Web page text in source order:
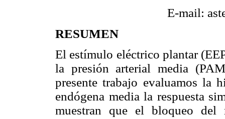
E-mail:
RESUMEN
El estímulo eléctrico plantar
la presión arterial media
presente trabajo evaluamos la
endógena media la respuesta
muestran que el bloqueo del